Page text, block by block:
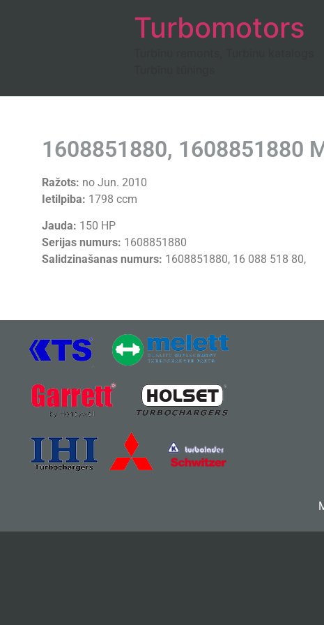
Turbomotors
1608851880, 1608851880
Ražots: no Jun. 2010
Ietilpiba: 1798 ccm
Jauda: 150 HP
Serijas numurs: 1608851880
Salidzinašanas numurs: 1608851880, 16 088 518 80,